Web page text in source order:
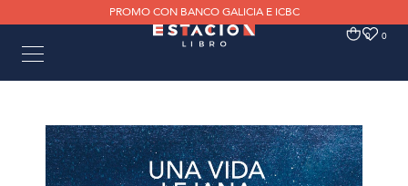
PROMO CON BANCO GALICIA E ICBC
0 0